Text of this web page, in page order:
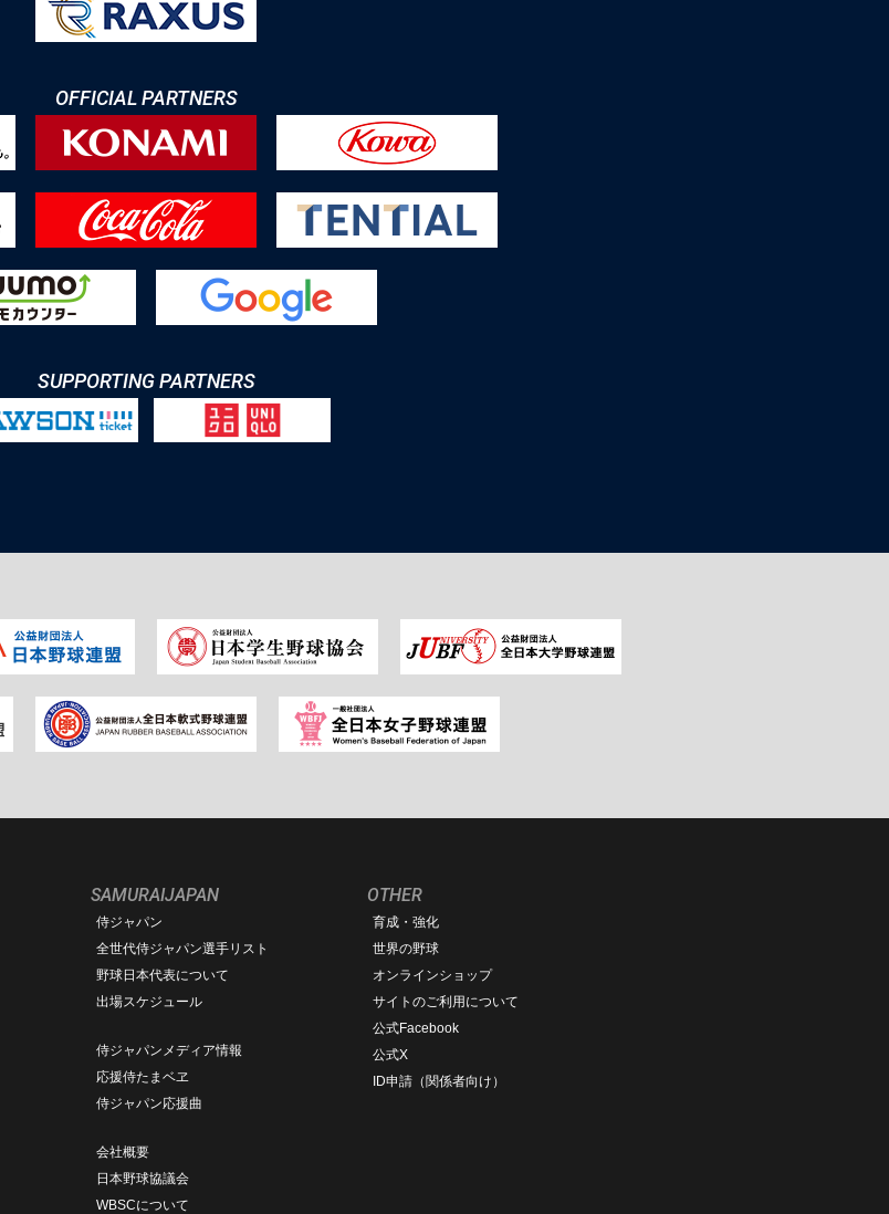
OFFICIAL PARTNERS
SUPPORTING PARTNERS
SAMURAIJAPAN
侍ジャパン
全世代侍ジャパン選手リスト
野球日本代表について
出場スケジュール
侍ジャパンメディア情報
応援侍たまベヱ
侍ジャパン応援曲
会社概要
日本野球協議会
WBSCについて
OTHER
育成・強化
世界の野球
オンラインショップ
サイトのご利用について
公式Facebook
公式X
ID申請（関係者向け）